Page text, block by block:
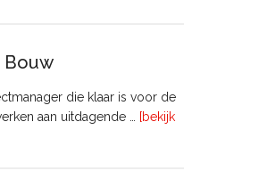
32
Bouw
die klaar is voor de
aan uitdagende …
[bekijk